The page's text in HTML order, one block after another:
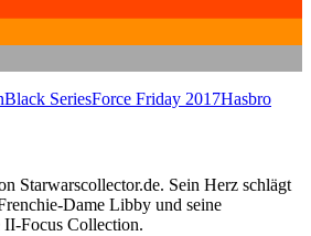
Black SeriesForce Friday 2017Hasbro
Starwarscollector.de. Sein Herz schlägt
Dame Libby und seine
II-Focus Collection.